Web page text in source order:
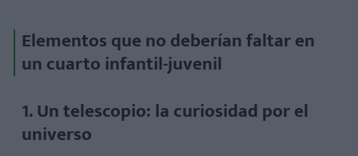
Participación del niño
Rotación de estímulos
Elementos que no deberían faltar en
un cuarto infantil-juvenil
1. Un telescopio: la curiosidad por el
universo